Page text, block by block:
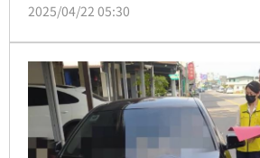
車，稅額14億2969萬元，據統計截
被加徵滯納金，「請車主務必依限
血」。
2025/04/22 05:30